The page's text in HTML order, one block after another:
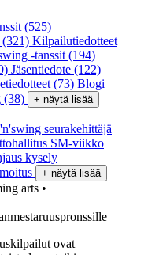
(525)
(321) Kilpailutiedotteet
-tanssit (194)
Jäsentiedote (122)
(73) Blogi
(38) + näytä lisää
seurakehittäjä
SM-viikko
kysely
+ näytä lisää
arts •
ovat